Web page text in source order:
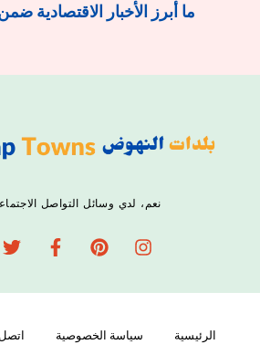
ما أبرز الأخبار الاقتصادية ضمن
نعم، لدي وسائل التواصل الاجتماعي
الرئيسية سياسة الخصوصية اتصل بنا